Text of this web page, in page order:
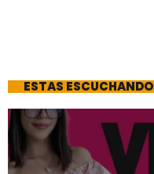
ESTAS ESCUCHANDO